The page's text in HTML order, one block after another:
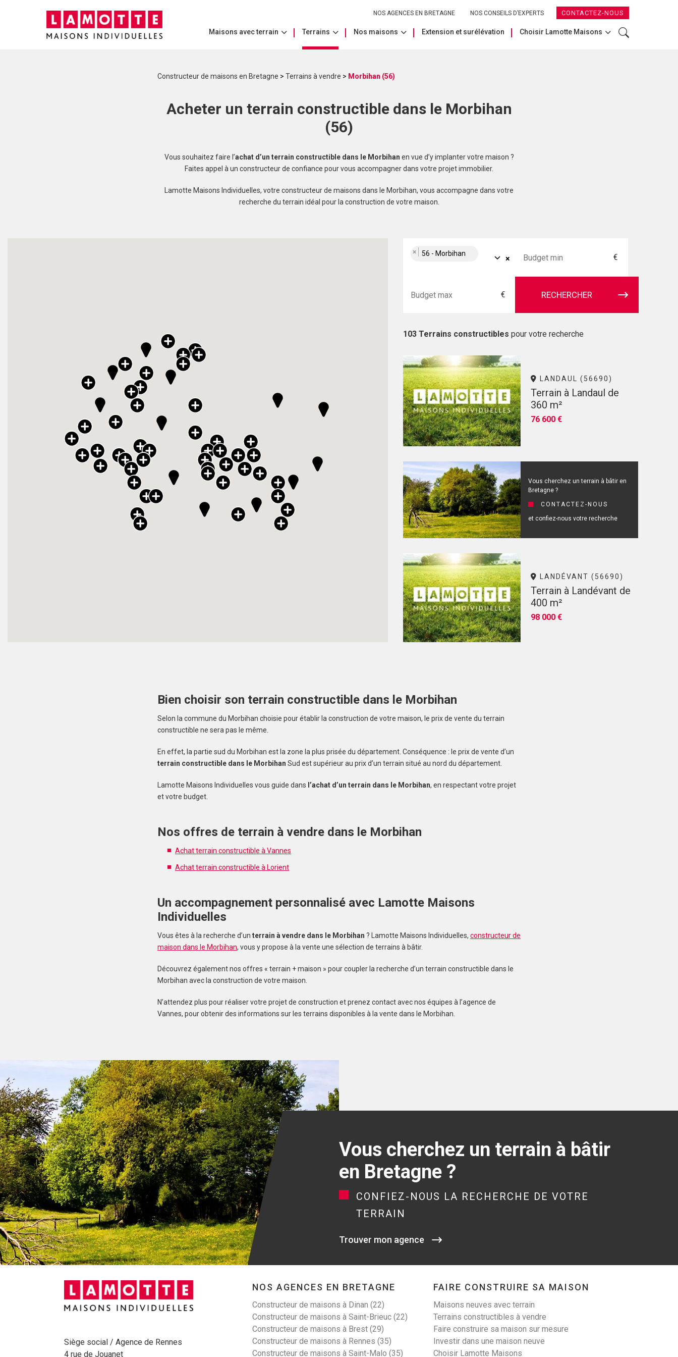
NOS AGENCES EN BRETAGNE NOS CONSEILS D’EXPERTS CONTACTEZ-NOUS
Maisons avec terrain Terrains Nos maisons Extension et surélévation Choisir Lamotte Maisons
Constructeur de maisons en Bretagne > Terrains à vendre > Morbihan (56)
Acheter un terrain constructible dans le Morbihan
(56)
Vous souhaitez faire l’achat d’un terrain constructible dans le Morbihan en vue d’y implanter votre maison ?
Faites appel à un constructeur de confiance pour vous accompagner dans votre projet immobilier.
Lamotte Maisons Individuelles, votre constructeur de maisons dans le Morbihan, vous accompagne dans votre
recherche du terrain idéal pour la construction de votre maison.
×
× 56 - Morbihan €
€ RECHERCHER
103 Terrains constructibles pour votre recherche
LANDAUL (56690)
Terrain à Landaul de
360 m²
76 600 €
Vous cherchez un terrain à bâtir en
Bretagne ?
CONTACTEZ-NOUS
et confiez-nous votre recherche
LANDÉVANT (56690)
Terrain à Landévant de
400 m²
98 000 €
alerte et ne manquez aucun bien correspondant à votre
Terrain à Kergrist de
Terrain à Lanester de
305 m²
99 900 €
Bien choisir son terrain constructible dans le Morbihan
Selon la commune du Morbihan choisie pour établir la construction de votre maison, le prix de vente du terrain
constructible ne sera pas le même.
En effet, la partie sud du Morbihan est la zone la plus prisée du département. Conséquence : le prix de vente d’un
terrain constructible dans le Morbihan Sud est supérieur au prix d’un terrain situé au nord du département.
Lamotte Maisons Individuelles vous guide dans l’achat d’un terrain dans le Morbihan, en respectant votre projet
et votre budget.
Nos offres de terrain à vendre dans le Morbihan
Achat terrain constructible à Vannes
Achat terrain constructible à Lorient
Un accompagnement personnalisé avec Lamotte Maisons
Individuelles
Vous êtes à la recherche d’un terrain à vendre dans le Morbihan ? Lamotte Maisons Individuelles, constructeur de
maison dans le Morbihan, vous y propose à la vente une sélection de terrains à bâtir.
Découvrez également nos offres « terrain + maison » pour coupler la recherche d’un terrain constructible dans le
Morbihan avec la construction de votre maison.
N’attendez plus pour réaliser votre projet de construction et prenez contact avec nos équipes à l’agence de
Vannes, pour obtenir des informations sur les terrains disponibles à la vente dans le Morbihan.
Vous cherchez un terrain à bâtir
en Bretagne ?
CONFIEZ-NOUS LA RECHERCHE DE VOTRE
TERRAIN
Trouver mon agence
Siège social / Agence de Rennes
4 rue de Jouanet
NOS AGENCES EN BRETAGNE
Constructeur de maisons à Dinan (22)
Constructeur de maisons à Saint-Brieuc (22)
Constructeur de maisons à Brest (29)
Constructeur de maisons à Rennes (35)
Constructeur de maisons à Saint-Malo (35)
FAIRE CONSTRUIRE SA MAISON
Maisons neuves avec terrain
Terrains constructibles à vendre
Faire construire sa maison sur mesure
Investir dans une maison neuve
Choisir Lamotte Maisons